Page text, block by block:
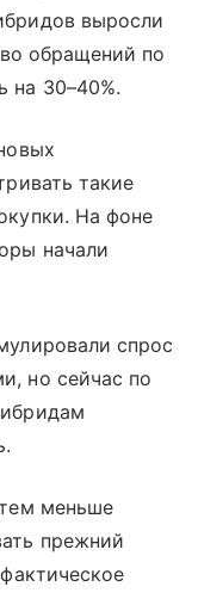
выросли
обращений по
на 30–40%.
такие
На фоне
начали
спрос
но сейчас по
меньше
прежний